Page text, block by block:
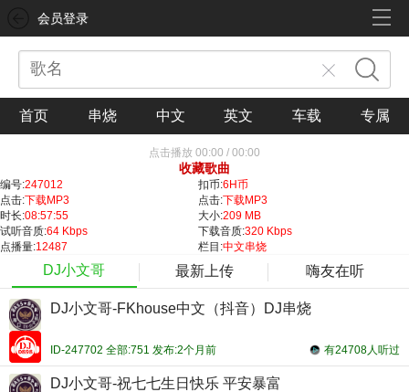
会员登录
首页 串烧 中文 英文 车载 专属
点击播放 00:00 / 00:00
收藏歌曲
编号:247012 扣币:6H币
点击:下载MP3 点击:下载MP3
时长:08:57:55 大小:209 MB
试听音质:64 Kbps 下载音质:320 Kbps
点播量:12487 栏目:中文串烧
DJ小文哥 最新上传 嗨友在听
DJ小文哥-FKhouse中文（抖音）DJ串烧
有24708人听过
ID-247702 全部:751 发布:2个月前
DJ小文哥-祝七七生日快乐 平安暴富